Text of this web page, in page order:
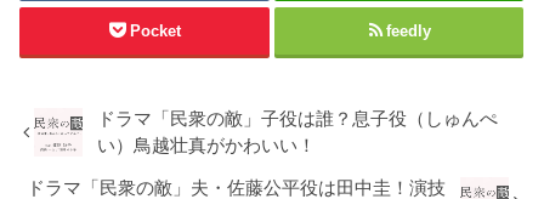
Pocket feedly
ドラマ「民衆の敵」子役は誰？息子役（しゅんぺ
い）鳥越壮真がかわいい！
ドラマ「民衆の敵」夫・佐藤公平役は田中圭！演技